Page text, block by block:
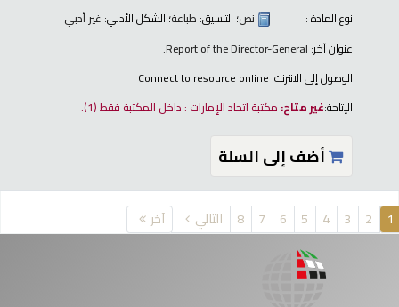
نوع المادة :
نص؛ التنسيق: طباعة؛ الشكل الأدبي: غير أدبي
عنوان آخر: Report of the Director-General.
الوصول إلى الانترنت: Connect to resource online
الإتاحة:غير متاح: مكتبة اتحاد الإمارات : داخل المكتبة فقط(1).
أضف إلى السلة
1
2
3
4
5
6
7
8 التالي آخر